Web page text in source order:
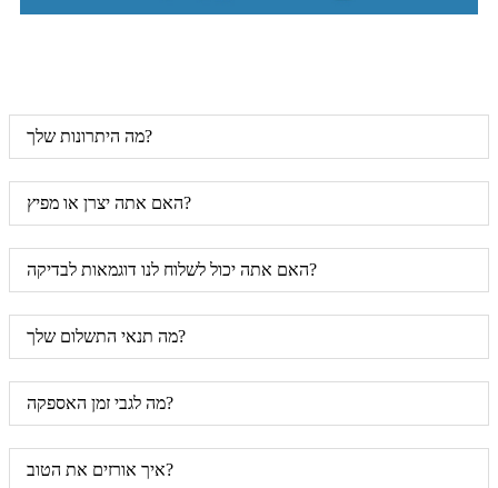
מה היתרונות שלך?
האם אתה יצרן או מפיץ?
האם אתה יכול לשלוח לנו דוגמאות לבדיקה?
מה תנאי התשלום שלך?
מה לגבי זמן האספקה?
איך אורזים את הטוב?